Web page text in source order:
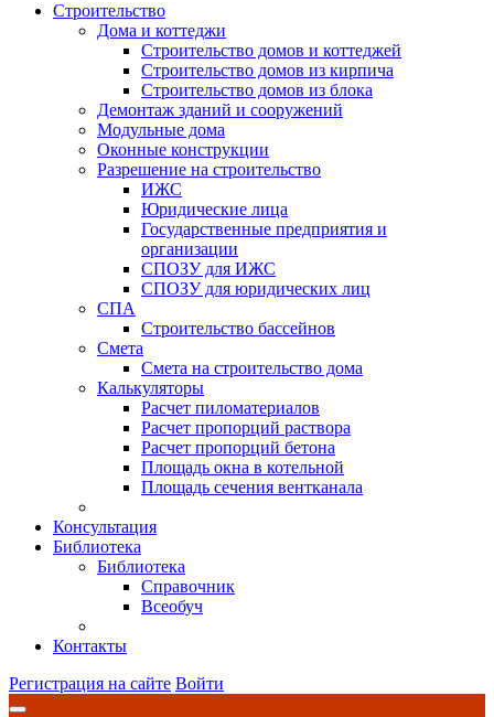
Строительство
Дома и коттеджи
Строительство домов и коттеджей
Строительство домов из кирпича
Строительство домов из блока
Демонтаж зданий и сооружений
Модульные дома
Оконные конструкции
Разрешение на строительство
ИЖС
Юридические лица
Государственные предприятия и
организации
СПОЗУ для ИЖС
СПОЗУ для юридических лиц
СПА
Строительство бассейнов
Смета
Смета на строительство дома
Калькуляторы
Расчет пиломатериалов
Расчет пропорций раствора
Расчет пропорций бетона
Площадь окна в котельной
Площадь сечения вентканала
Консультация
Библиотека
Библиотека
Справочник
Всеобуч
Контакты
Регистрация на сайте Войти